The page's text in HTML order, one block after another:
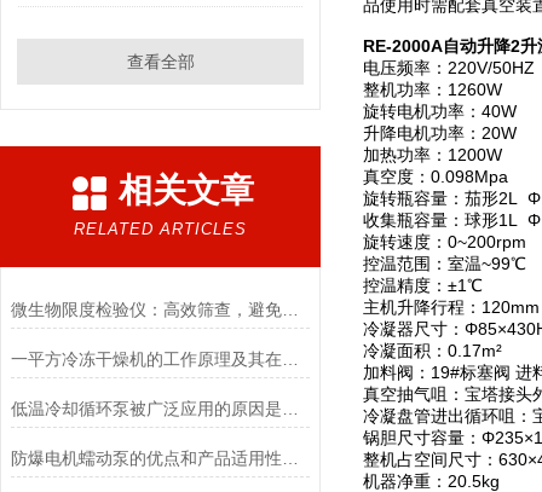
查看全部
相关文章
RELATED ARTICLES
微生物限度检验仪：高效筛查，避免产品微生物污染
一平方冷冻干燥机的工作原理及其在材料科学中的重要性
品使用时需配套真空装
RE-2000A自动升降2
电压频率：220V/50HZ
整机功率：1260W
旋转电机功率：40W
升降电机功率：20W
加热功率：1200W
真空度：0.098Mpa
旋转瓶容量：茄形2L
收集瓶容量：球形1L
旋转速度：0~200rpm
控温范围：室温~99℃
控温精度：±1℃
主机升降行程：120mm
冷凝器尺寸：
冷凝面积：0.17m²
加料阀：19#标塞阀 进
真空抽气咀：宝塔接头
冷凝盘管进出循环咀：
锅胆尺寸容量：
整机占空间尺寸：
机器净重：20.5kg